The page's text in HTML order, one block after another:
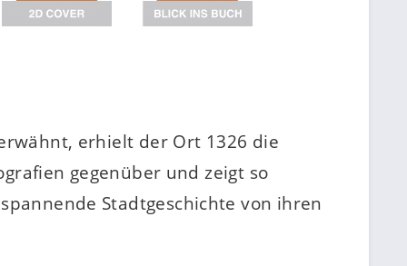
erhielt der Ort 1326 die
gegenüber und zeigt so
Stadtgeschichte von ihren